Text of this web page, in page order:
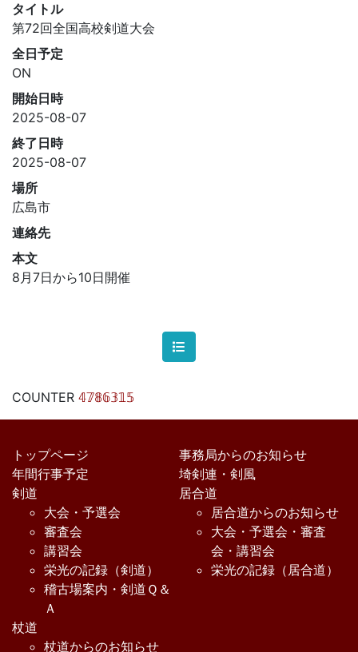
タイトル
第72回全国高校剣道大会
全日予定
ON
開始日時
2025-08-07
終了日時
2025-08-07
場所
広島市
連絡先
本文
8月7日から10日開催
COUNTER 𝟜𝟟𝟠𝟞𝟛𝟙𝟝
トップページ
事務局からのお知らせ
年間行事予定
埼剣連・剣風
剣道
大会・予選会
審査会
講習会
栄光の記録（剣道）
稽古場案内・剣道Ｑ＆
Ａ
居合道
居合道からのお知らせ
大会・予選会・審査
会・講習会
栄光の記録（居合道）
杖道
杖道からのお知らせ